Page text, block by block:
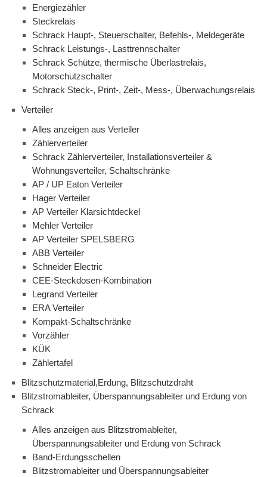
Energiezähler
Steckrelais
Schrack Haupt-, Steuerschalter, Befehls-, Meldegeräte
Schrack Leistungs-, Lasttrennschalter
Schrack Schütze, thermische Überlastrelais,
Motorschutzschalter
Schrack Steck-, Print-, Zeit-, Mess-, Überwachungsrelais
Verteiler
Alles anzeigen aus Verteiler
Zählerverteiler
Schrack Zählerverteiler, Installationsverteiler &
Wohnungsverteiler, Schaltschränke
AP / UP Eaton Verteiler
Hager Verteiler
AP Verteiler Klarsichtdeckel
Mehler Verteiler
AP Verteiler SPELSBERG
ABB Verteiler
Schneider Electric
CEE-Steckdosen-Kombination
Legrand Verteiler
ERA Verteiler
Kompakt-Schaltschränke
Vorzähler
KÜK
Zählertafel
Blitzschutzmaterial,Erdung, Blitzschutzdraht
Blitzstromableiter, Überspannungsableiter und Erdung von
Schrack
Alles anzeigen aus Blitzstromableiter,
Überspannungsableiter und Erdung von Schrack
Band-Erdungsschellen
Blitzstromableiter und Überspannungsableiter